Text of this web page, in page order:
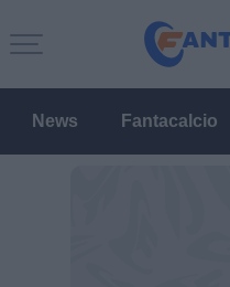
News Fantacalcio